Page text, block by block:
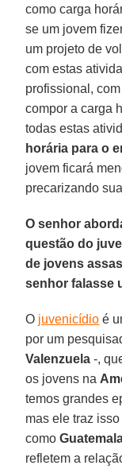
como carga
se um jovem
um projeto de
com estas
profissional,
compor a carga
todas estas
horária para o
jovem ficará
precarizando
O senhor
questão do
de jovens
senhor falasse
O juvenicídio é
por um
Valenzuela -,
os jovens na
temos grandes
mas ele traz isso
como
refletem a